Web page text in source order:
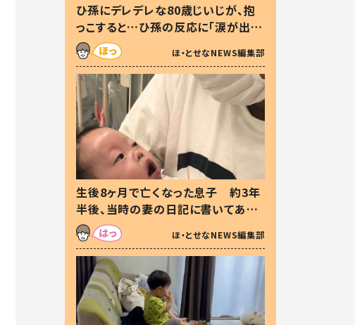
ひ孫にデレデレな80歳じいじが、抱
っこすると…ひ孫の反応に「涙が出ま
した」「可愛くて仕方ない」
ほ・とせなNEWS編集部
生後8ヶ月で亡くなった息子 約3年
半後、当時の妻の日記に書いてあっ
た本音とは
ほ・とせなNEWS編集部